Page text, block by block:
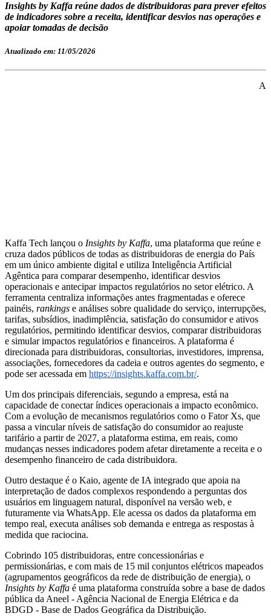
Insights by Kaffa reúne dados de distribuidoras para prever efeitos
de indicadores sobre a receita, identificar desvios nas operações e
apoiar tomadas de decisão
Atualizado em: 11/05/2026
A
Kaffa Tech lançou o Insights by Kaffa, uma plataforma que reúne e
cruza dados públicos de todas as distribuidoras de energia do País
em um único ambiente digital e utiliza Inteligência Artificial
Agêntica para comparar desempenho, identificar desvios
operacionais e antecipar impactos regulatórios no setor elétrico. A
ferramenta centraliza informações antes fragmentadas e oferece
painéis, rankings e análises sobre qualidade do serviço, interrupções,
tarifas, subsídios, inadimplência, satisfação do consumidor e ativos
regulatórios, permitindo identificar desvios, comparar distribuidoras
e simular impactos regulatórios e financeiros. A plataforma é
direcionada para distribuidoras, consultorias, investidores, imprensa,
associações, fornecedores da cadeia e outros agentes do segmento, e
pode ser acessada em https://insights.kaffa.com.br/.
Um dos principais diferenciais, segundo a empresa, está na
capacidade de conectar índices operacionais a impacto econômico.
Com a evolução de mecanismos regulatórios como o Fator Xs, que
passa a vincular níveis de satisfação do consumidor ao reajuste
tarifário a partir de 2027, a plataforma estima, em reais, como
mudanças nesses indicadores podem afetar diretamente a receita e o
desempenho financeiro de cada distribuidora.
Outro destaque é o Kaio, agente de IA integrado que apoia na
interpretação de dados complexos respondendo a perguntas dos
usuários em linguagem natural, disponível na versão web, e
futuramente via WhatsApp. Ele acessa os dados da plataforma em
tempo real, executa análises sob demanda e entrega as respostas à
medida que raciocina.
Cobrindo 105 distribuidoras, entre concessionárias e
permissionárias, e com mais de 15 mil conjuntos elétricos mapeados
(agrupamentos geográficos da rede de distribuição de energia), o
Insights by Kaffa é uma plataforma construída sobre a base de dados
pública da Aneel - Agência Nacional de Energia Elétrica e da
BDGD - Base de Dados Geográfica da Distribuição.